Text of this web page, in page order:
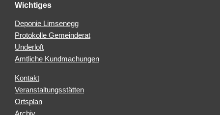
Wichtiges
Deponie Limsenegg
Protokolle Gemeinderat
Underloft
Amtliche Kundmachungen
Kontakt
Veranstaltungsstätten
Ortsplan
Archiv